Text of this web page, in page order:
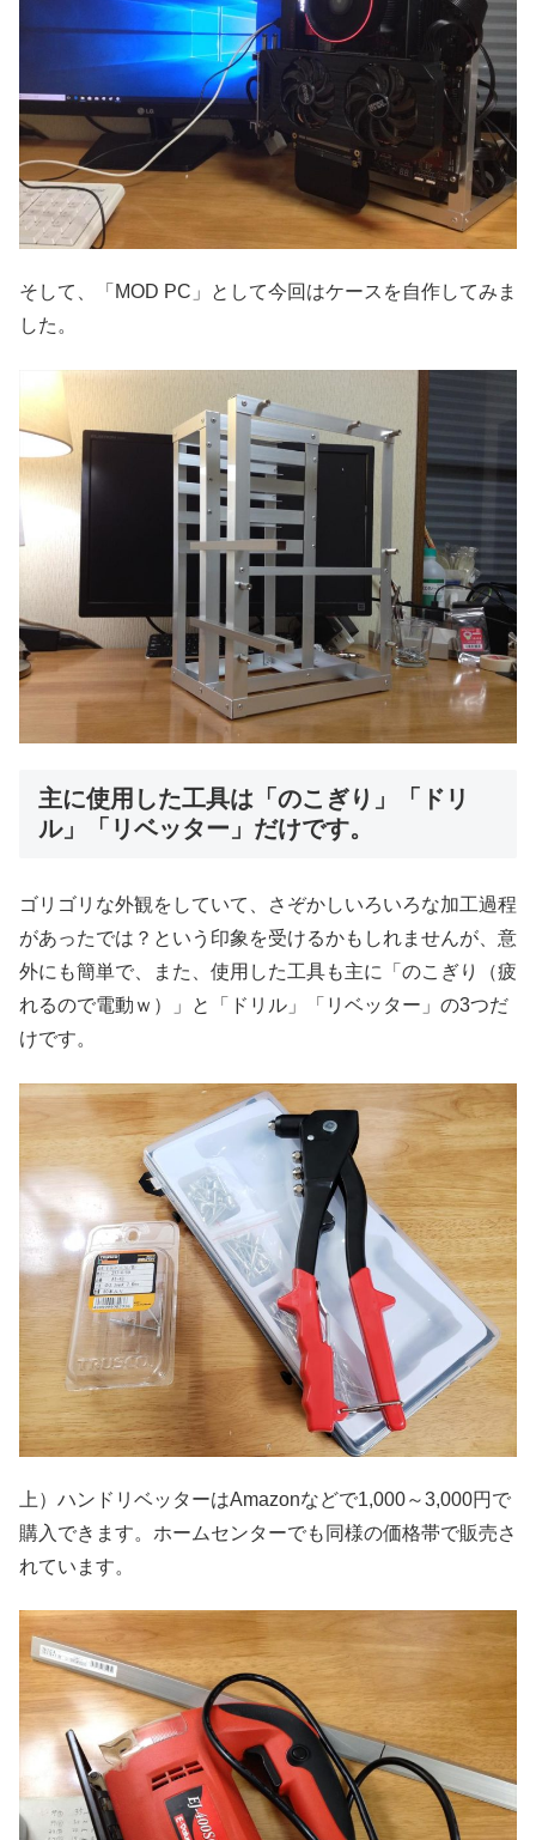
そして、「MOD PC」として今回はケースを自作してみま
した。
主に使用した工具は「のこぎり」「ドリ
ル」「リベッター」だけです。
ゴリゴリな外観をしていて、さぞかしいろいろな加工過程
があったでは？という印象を受けるかもしれませんが、意
外にも簡単で、また、使用した工具も主に「のこぎり（疲
れるので電動ｗ）」と「ドリル」「リベッター」の3つだ
けです。
上）ハンドリベッターはAmazonなどで1,000～3,000円で
購入できます。ホームセンターでも同様の価格帯で販売さ
れています。